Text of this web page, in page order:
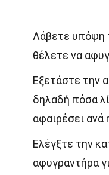
Λάβετε υπόψη
θέλετε να
Εξετάστε την
δηλαδή πόσα
αφαιρέσει ανά
Ελέγξτε την
αφυγραντήρα